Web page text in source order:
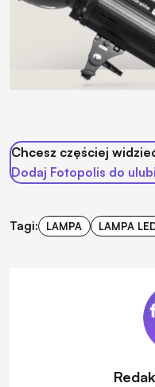
Chcesz częściej
Dodaj Fotopolis do
Tagi: LAMPA LAMPA